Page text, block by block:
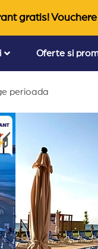
gratis!
Oferte si
perioada